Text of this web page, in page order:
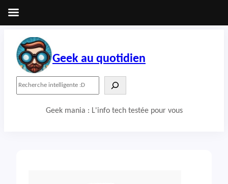
contenu
Geek au quotidien
Geek mania : L'info tech testée pour vous